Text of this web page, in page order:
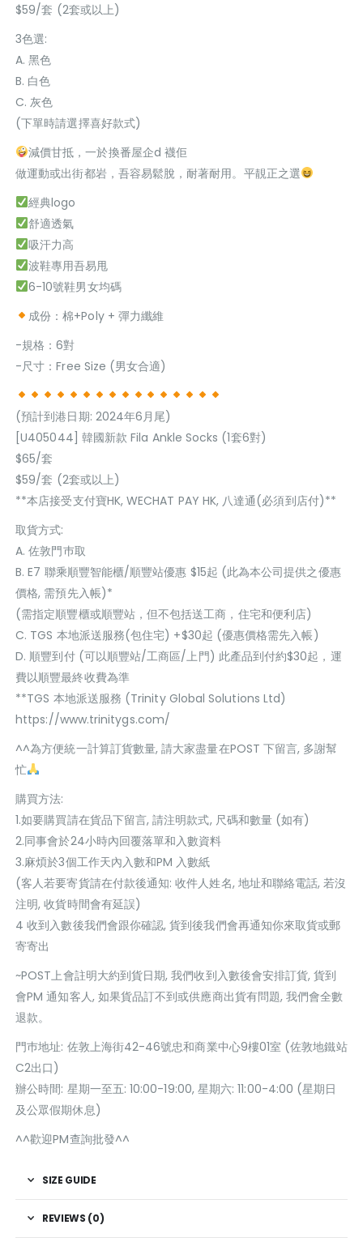
$59/套 (2套或以上)
3色選:
A. 黑色
B. 白色
C. 灰色
(下單時請選擇喜好款式)
減價甘抵，一於換番屋企d 襪佢
做運動或出街都岩，吾容易鬆脫，耐著耐用。平靚正之選
經典logo
舒適透氣
吸汗力高
波鞋專用吾易甩
6-10號鞋男女均碼
成份：棉+Poly + 彈力纖維
-規格：6對
-尺寸：Free Size (男女合適)
(預計到港日期: 2024年6月尾)
[U405044] 韓國新款 Fila Ankle Socks (1套6對)
$65/套
$59/套 (2套或以上)
**本店接受支付寶HK, WECHAT PAY HK, 八達通(必須到店付)**
取貨方式:
A. 佐敦門巿取
B. E7 聯乘順豐智能櫃/順豐站優惠 $15起 (此為本公司提供之優惠
價格, 需預先入帳)*
(需指定順豐櫃或順豐站，但不包括送工商，住宅和便利店)
C. TGS 本地派送服務(包住宅) +$30起 (優惠價格需先入帳)
D. 順豐到付 (可以順豐站/工商區/上門) 此產品到付約$30起，運
費以順豐最終收費為準
**TGS 本地派送服務 (Trinity Global Solutions Ltd)
https://www.trinitygs.com/
^^為方便統一計算訂貨數量, 請大家盡量在POST 下留言, 多謝幫
忙
購買方法:
1.如要購買請在貨品下留言, 請注明款式, 尺碼和數量 (如有)
2.同事會於24小時內回覆落單和入數資料
3.麻煩於3個工作天內入數和PM 入數紙
(客人若要寄貨請在付款後通知: 收件人姓名, 地址和聯絡電話, 若沒
注明, 收貨時間會有延誤)
4 收到入數後我們會跟你確認, 貨到後我們會再通知你來取貨或郵
寄寄出
~POST上會註明大約到貨日期, 我們收到入數後會安排訂貨, 貨到
會PM 通知客人, 如果貨品訂不到或供應商出貨有問題, 我們會全數
退款。
門巿地址: 佐敦上海街42-46號忠和商業中心9樓01室 (佐敦地鐵站
C2出口)
辦公時間: 星期一至五: 10:00-19:00, 星期六: 11:00-4:00 (星期日
及公眾假期休息)
^^歡迎PM查詢批發^^
SIZE GUIDE
REVIEWS (0)